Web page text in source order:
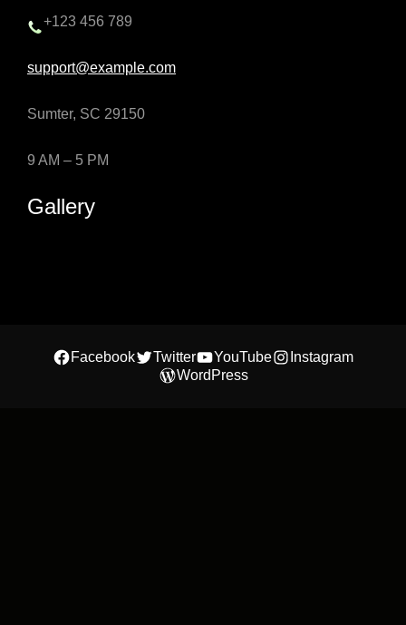
+123 456 789
support@example.com
Sumter, SC 29150
9 AM – 5 PM
Gallery
Facebook Twitter YouTube
Instagram
WordPress